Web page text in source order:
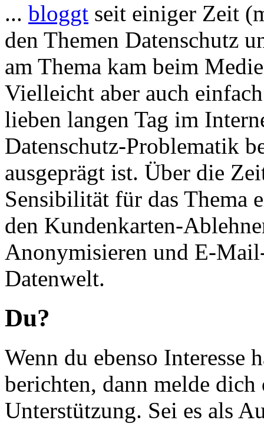
... bloggt seit einiger Zeit
den Themen Datenschutz
am Thema kam beim
Vielleicht aber auch
lieben langen Tag im
Datenschutz-Problematik
ausgeprägt ist. Über die
Sensibilität für das Thema
den Kundenkarten-
Anonymisieren und E-
Datenwelt.
Du?
Wenn du ebenso Interesse
berichten, dann melde
Unterstützung. Sei es als